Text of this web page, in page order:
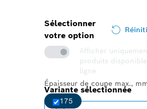
Sélectionner
votre option
Afficher
produits
ligne
Épaisseur de coupe max.,
175
Variante sélectionnée